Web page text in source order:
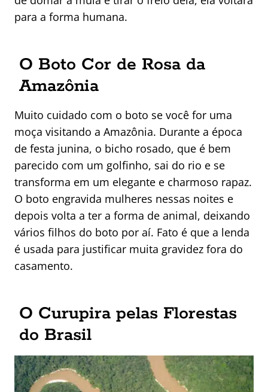
para a forma humana.
O Boto Cor de Rosa da
Amazônia
Muito cuidado com o boto se você for uma
moça visitando a Amazônia. Durante a época
de festa junina, o bicho rosado, que é bem
parecido com um golfinho, sai do rio e se
transforma em um elegante e charmoso rapaz.
O boto engravida mulheres nessas noites e
depois volta a ter a forma de animal, deixando
vários filhos do boto por aí. Fato é que a lenda
é usada para justificar muita gravidez fora do
casamento.
O Curupira pelas Florestas
do Brasil